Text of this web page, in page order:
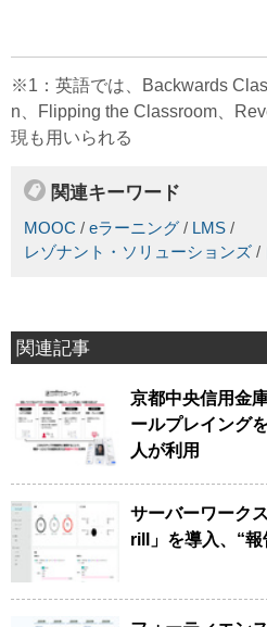
※1：英語では、Backwards
n、Flipping the Classroom、
現も用いられる
関連キーワード
MOOC / eラーニング / LMS /
レゾナント・ソリューションズ /
関連記事
京都中央信用金
ールプレイング
人が利用
サーバーワーク
rill」を導入、“